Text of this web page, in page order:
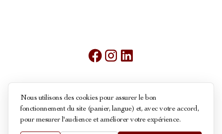
Conditions générales de ventes
Nous utilisons des cookies pour assurer le bon
fonctionnement du site (panier, langue) et, avec votre accord,
pour mesurer l'audience et améliorer votre expérience.